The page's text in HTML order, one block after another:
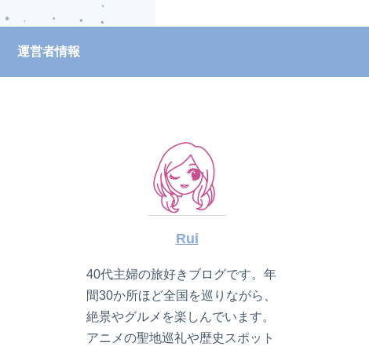
運営者情報
Rui
40代主婦の旅好きブログです。年
間30か所ほど全国を巡りながら、
絶景やグルメを楽しんでいます。
アニメの聖地巡礼や歴史スポット